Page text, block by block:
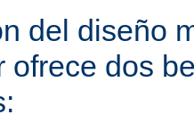
del diseño
ofrece dos